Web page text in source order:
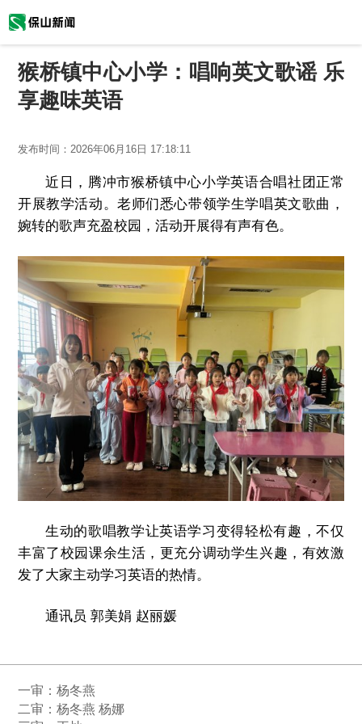
猴桥镇中心小学：唱响英文歌谣 乐
享趣味英语
发布时间： 2026年06月16日 17:18:11
近日，腾冲市猴桥镇中心小学英语合唱社团正常
开展教学活动。老师们悉心带领学生学唱英文歌曲，
婉转的歌声充盈校园，活动开展得有声有色。
生动的歌唱教学让英语学习变得轻松有趣，不仅
丰富了校园课余生活，更充分调动学生兴趣，有效激
发了大家主动学习英语的热情。
通讯员 郭美娟 赵丽媛
一审：杨冬燕
二审：杨冬燕 杨娜